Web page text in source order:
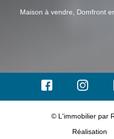
Maison à vendre, Domfront
© L'immobilier par
Réalisation